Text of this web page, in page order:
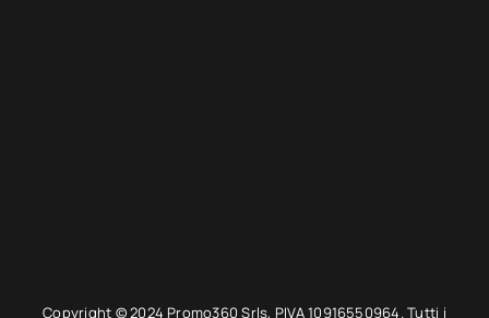
Copyright © 2024 Promo360 Srls, PIVA 10916550964. Tutti i